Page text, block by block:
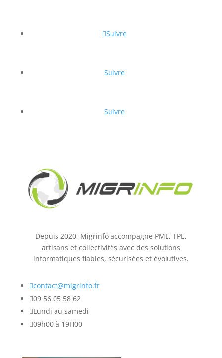
Suivre
Suivre
Suivre
Depuis 2020, Migrinfo accompagne PME, TPE,
artisans et collectivités avec des solutions
informatiques fiables, sécurisées et évolutives.
contact@migrinfo.fr
09 56 05 58 62
Lundi au samedi
09h00 à 19H00